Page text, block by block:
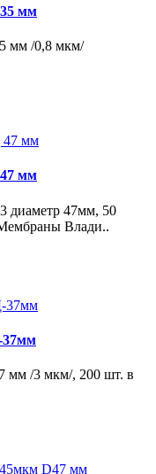
мм
мм /0,8 мкм/
мм
47мм, 50
Влади..
/3 мкм/, 200 шт. в